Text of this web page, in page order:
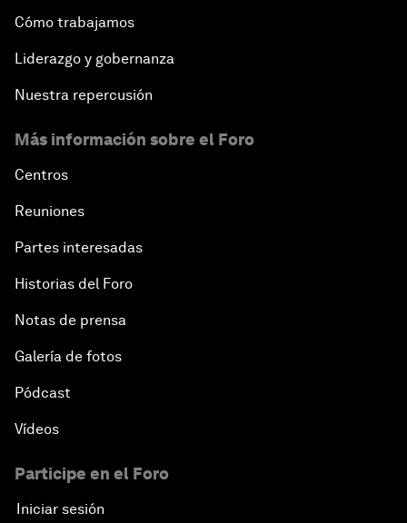
Cómo trabajamos
Liderazgo y gobernanza
Nuestra repercusión
Más información sobre el Foro
Centros
Reuniones
Partes interesadas
Historias del Foro
Notas de prensa
Galería de fotos
Pódcast
Vídeos
Participe en el Foro
Iniciar sesión